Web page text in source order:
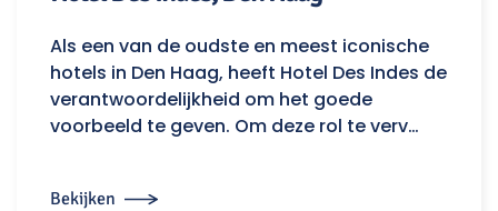
Als een van de oudste en meest iconische
hotels in Den Haag, heeft Hotel Des Indes de
verantwoordelijkheid om het goede
voorbeeld te geven. Om deze rol te verv…
Bekijken